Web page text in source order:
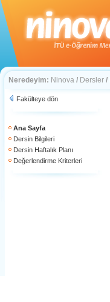
Neredeyim: Ninova / Dersler /
Fakülteye dön
Ana Sayfa
Dersin Bilgileri
Dersin Haftalık Planı
Değerlendirme Kriterleri